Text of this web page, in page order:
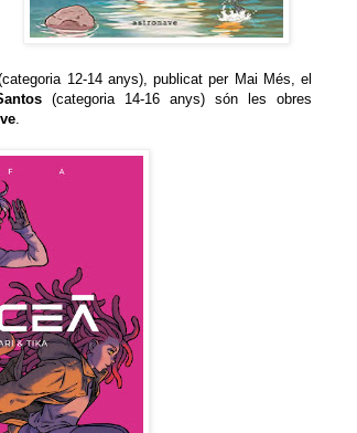
12-14 anys), publicat per Mai Més, el
(categoria 14-16 anys) són les obres
.